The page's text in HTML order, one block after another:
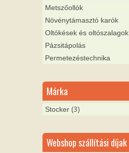
Metszőollók
Növénytámasztó karók
Oltókések és oltószalagok
Pázsitápolás
Permetezéstechnika
Márka
Stocker (3)
Webshop szállítási díjak